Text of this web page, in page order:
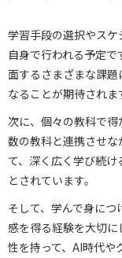
学習手段の選択やス
自身で行われる予定
面するさまざまな課
なることが期待されま
次に、個々の教科で
数の教科と連携させ
て、深く広く学び続
とされています。
そして、学んで身に
感を得る経験を大切
性を持って、AI時代や